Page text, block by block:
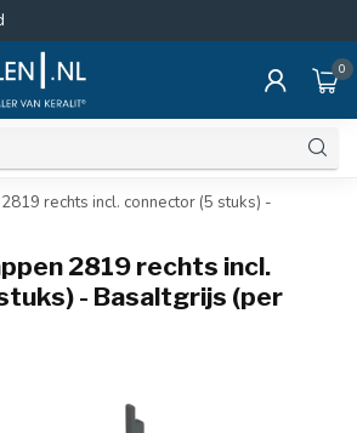
0
rechts incl. connector (5 stuks) -
2819 rechts incl.
- Basaltgrijs (per